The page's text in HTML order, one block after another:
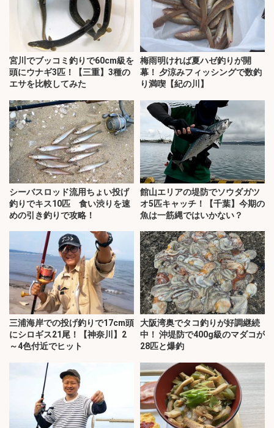
宮川でブッコミ釣りで60cm級を
頭にウナギ3匹！【三重】3種の
エサを比較してみた
梅雨明ければ夏ハゼ釣りが開
幕！ 夕涼みフィッシングで数釣
り満喫【紀の川】
シーバスロッド流用ちょい投げ
釣りでキス10匹 食い渋りを速
めの引き釣りで攻略！
館山エリアの堤防でソウダガツ
オ5匹キャッチ！【千葉】今期の
魚は一筋縄ではいかない？
三浦海岸での投げ釣りで17cm頭
にシロギス21尾！【神奈川】2
～4色付近でヒット
大阪湾奥でタコ釣りが好調継続
中！ 沖堤防で400g級のマダコが
28匹と爆釣